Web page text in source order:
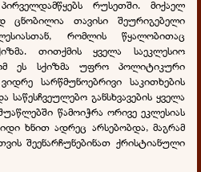
რუსეთში. მიქაელ
ცნობილია თავისი შეურიგებელი
რომლის წყალობითაც
თითქმის ყველა საეკლესიო
ეს სქიზმა უფრო პოლიტიკური
სარწმუნოებრივი საკითხების
განსხვავების ყველა
წამოიჭრა ორივე ეკლესიას
ხნით ადრეც არსებობდა, მაგრამ
შეენარჩუნებინათ ქრისტიანული